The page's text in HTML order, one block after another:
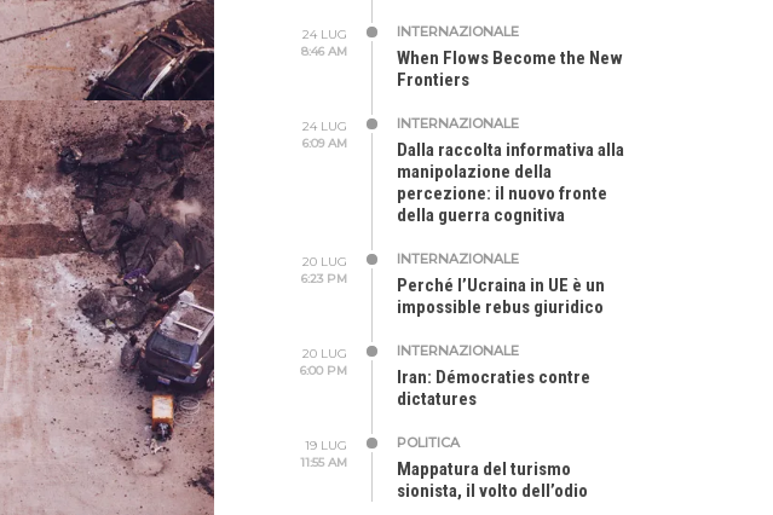
24 LUG
8:46 AM
INTERNAZIONALE
When Flows Become the New
Frontiers
24 LUG
6:09 AM
INTERNAZIONALE
Dalla raccolta informativa alla
manipolazione della
percezione: il nuovo fronte
della guerra cognitiva
20 LUG
6:23 PM
INTERNAZIONALE
Perché l’Ucraina in UE è un
impossible rebus giuridico
20 LUG
6:00 PM
INTERNAZIONALE
Iran: Démocraties contre
dictatures
19 LUG
11:55 AM
POLITICA
Mappatura del turismo
sionista, il volto dell’odio